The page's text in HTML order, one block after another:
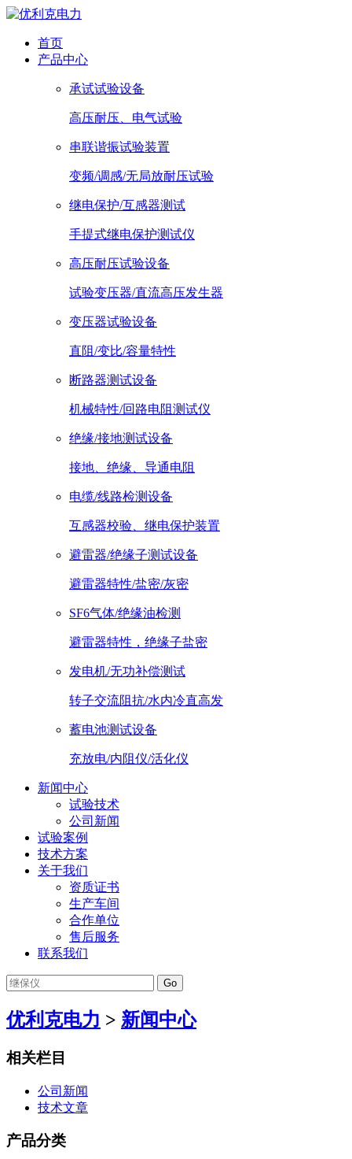
首页
产品中心
承试试验设备
高压耐压、电气试验
串联谐振试验装置
变频/调感/无局放耐压试验
继电保护/互感器测试
手提式继电保护测试仪
高压耐压试验设备
试验变压器/直流高压发生器
变压器试验设备
直阻/变比/容量特性
断路器测试设备
机械特性/回路电阻测试仪
绝缘/接地测试设备
接地、绝缘、导通电阻
电缆/线路检测设备
互感器校验、继电保护装置
避雷器/绝缘子测试设备
避雷器特性/盐密/灰密
SF6气体/绝缘油检测
避雷器特性，绝缘子盐密
发电机/无功补偿测试
转子交流阻抗/水内冷直高发
蓄电池测试设备
充放电/内阻仪/活化仪
新闻中心
试验技术
公司新闻
试验案例
技术方案
关于我们
资质证书
生产车间
合作单位
售后服务
联系我们
Go
优利克电力 > 新闻中心
相关栏目
公司新闻
技术文章
产品分类